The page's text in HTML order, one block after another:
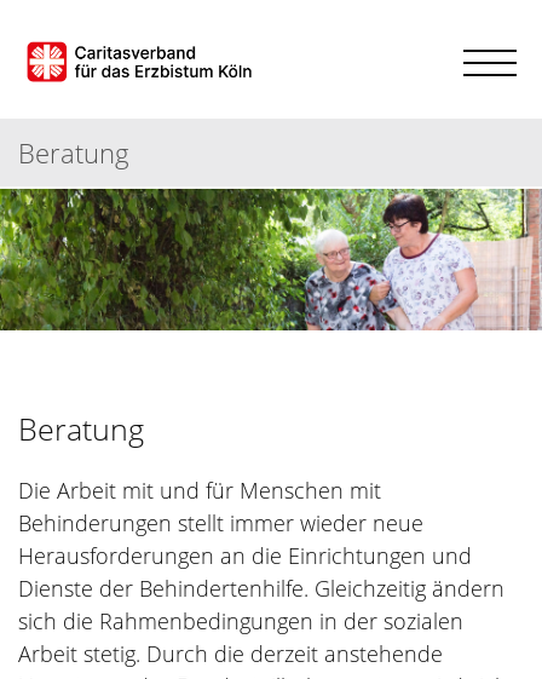
Beratung
Beratung
Die Arbeit mit und für Menschen mit
Behinderungen stellt immer wieder neue
Herausforderungen an die Einrichtungen und
Dienste der Behindertenhilfe. Gleichzeitig ändern
sich die Rahmenbedingungen in der sozialen
Arbeit stetig. Durch die derzeit anstehende